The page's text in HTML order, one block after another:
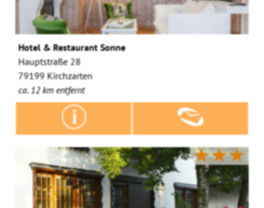
Hotel & Restaurant Sonne
Hauptstraße 28
79199 Kirchzarten
ca. 12 km entfernt
★★★